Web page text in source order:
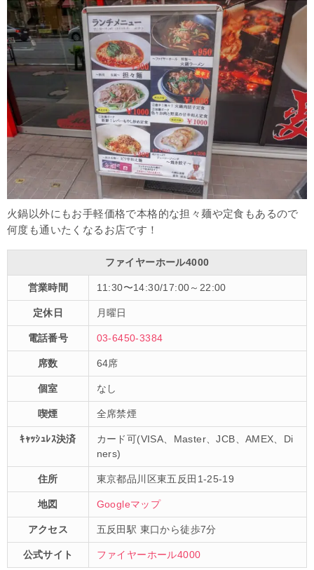
火鍋以外にもお手軽価格で本格的な担々麺や定食もあるので
何度も通いたくなるお店です！
ファイヤーホール4000
営業時間 11:30〜14:30/17:00～22:00
定休日 月曜日
電話番号 03-6450-3384
席数 64席
個室 なし
喫煙 全席禁煙
ｷｬｯｼｭﾚｽ決済 カード可(VISA、Master、JCB、AMEX、Di
ners)
住所 東京都品川区東五反田1-25-19
地図 Googleマップ
アクセス 五反田駅 東口から徒歩7分
公式サイト ファイヤーホール4000